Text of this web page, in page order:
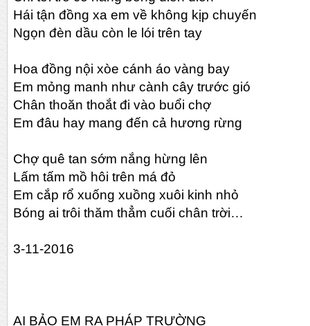
Hái tận đồng xa em về không kịp chuyến
Ngọn đèn dầu còn le lói trên tay
Hoa đồng nội xòe cánh áo vàng bay
Em mỏng manh như cành cây trước gió
Chân thoăn thoắt đi vào buổi chợ
Em đâu hay mang đến cả hương rừng
Chợ quê tan sớm nắng hừng lên
Lấm tấm mồ hôi trên má đỏ
Em cắp rổ xuống xuồng xuôi kinh nhỏ
Bóng ai trôi thăm thẳm cuối chân trời…
3-11-2016
AI BẢO EM RA PHÁP TRƯỜNG